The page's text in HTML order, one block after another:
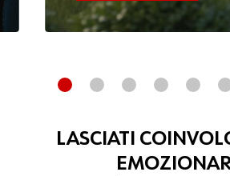
LASCIATI